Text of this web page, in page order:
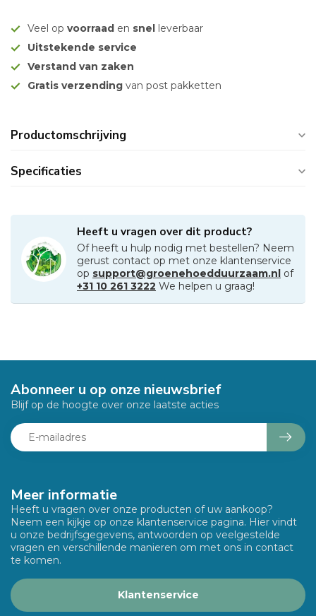
Veel op voorraad en snel leverbaar
Uitstekende service
Verstand van zaken
Gratis verzending van post pakketten
Productomschrijving
Specificaties
Heeft u vragen over dit product?
Of heeft u hulp nodig met bestellen? Neem
gerust contact op met onze klantenservice
op support@groenehoedduurzaam.nl of
+31 10 261 3222 We helpen u graag!
Meer informatie
Heeft u vragen over onze producten of uw aankoop?
Neem een kijkje op onze klantenservice pagina. Hier vindt
u onze bedrijfsgegevens, antwoorden op veelgestelde
vragen en verschillende manieren om met ons in contact
te komen.
Klantenservice
Abonneer u op onze nieuwsbrief
Blijf op de hoogte over onze laatste acties